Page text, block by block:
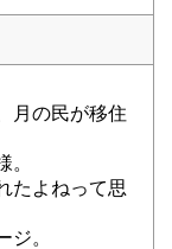
月の民が移住
。
たよねって思
ジ。